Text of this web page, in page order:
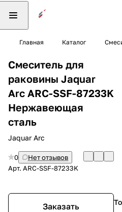
Главная Каталог
Смеситель для
раковины Jaquar
Arc ARC-SSF-87233K
Нержавеющая
сталь
Jaquar Arc
0
Нет отзывов
Арт. ARC-SSF-87233K
Заказать